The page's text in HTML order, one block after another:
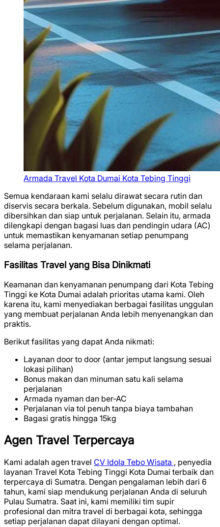
Armada Travel Kota Dumai Kota Tebing Tinggi
Semua kendaraan kami selalu dirawat secara rutin dan
diservis secara berkala. Sebelum digunakan, mobil selalu
dibersihkan dan siap untuk perjalanan. Selain itu, armada
dilengkapi dengan bagasi luas dan pendingin udara (AC)
untuk memastikan kenyamanan setiap penumpang
selama perjalanan.
Fasilitas Travel yang Bisa Dinikmati
Keamanan dan kenyamanan penumpang dari Kota Tebing
Tinggi ke Kota Dumai adalah prioritas utama kami. Oleh
karena itu, kami menyediakan berbagai fasilitas unggulan
yang membuat perjalanan Anda lebih menyenangkan dan
praktis.
Berikut fasilitas yang dapat Anda nikmati:
Layanan door to door (antar jemput langsung sesuai
lokasi pilihan)
Bonus makan dan minuman satu kali selama
perjalanan
Armada nyaman dan ber-AC
Perjalanan via tol penuh tanpa biaya tambahan
Bagasi gratis hingga 15kg
Agen Travel Terpercaya
Kami adalah agen travel CV Idola Tebo Wisata , penyedia
layanan Travel Kota Tebing Tinggi Kota Dumai terbaik dan
terpercaya di Sumatra. Dengan pengalaman lebih dari 6
tahun, kami siap mendukung perjalanan Anda di seluruh
Pulau Sumatra. Saat ini, kami memiliki tim supir
profesional dan mitra travel di berbagai kota, sehingga
setiap perjalanan dapat dilayani dengan optimal.